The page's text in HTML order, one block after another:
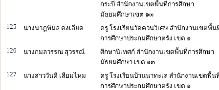
กระบี่ สำนักงานเขตพื้นที่การศึกษา
มัธยมศึกษาเขต ๑๓
125
นางนาฎพิมล คงเอียด
ครู โรงเรียนวัดควนวิเศษ สำนักงานเขตพื้น
การศึกษาประถมศึกษาตรัง เขต ๑
126
นางกมลวรรณ สุวรรณ์
ศึกษานิเทศก์ สำนักงานเขตพื้นที่การศึกษา
มัธยมศึกษา เขต ๑๓
127
นางสาววันดี เสียมไหม
ครู โรงเรียนบ้านนาทะเล สำนักงานเขตพื้น
การศึกษาประถมศึกษาตรัง เขต ๑